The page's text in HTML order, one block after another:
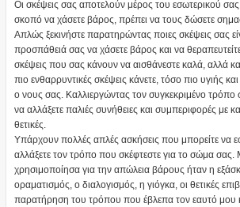
Οι σκέψεις σας αποτελούν μέρος του εσωτερικού
σκοπό να χάσετε βάρος, πρέπει να τους δώσετε
Απλώς ξεκινήστε παρατηρώντας ποιες σκέψεις σας
προσπάθειά σας να χάσετε βάρος και να
σκέψεις που σας κάνουν να αισθάνεστε καλά, αλλά
πιο ενθαρρυντικές σκέψεις κάνετε, τόσο πιο υγιής
ο νους σας. Καλλιεργώντας τον συγκεκριμένο τρόπο
να αλλάξετε παλιές συνήθειες και συμπεριφορές με
θετικές.
Υπάρχουν πολλές απλές ασκήσεις που μπορείτε να
αλλάξετε τον τρόπο που σκέφτεστε για το σώμα σας.
χρησιμοποίησα για την απώλεια βάρους ήταν η
οραματισμός, ο διαλογισμός, η γιόγκα, οι θετικές
παρατήρηση του τρόπου που έβλεπα τον εαυτό μου